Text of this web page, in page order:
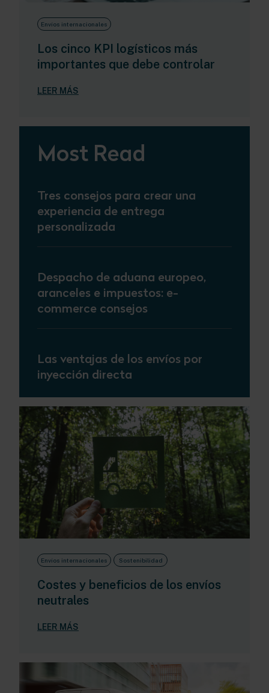
Envíos internacionales
Los cinco KPI logísticos más
importantes que debe controlar
LEER MÁS
Most Read
Tres consejos para crear una
experiencia de entrega
personalizada
Despacho de aduana europeo,
aranceles e impuestos: e-
commerce consejos
Las ventajas de los envíos por
inyección directa
Envíos internacionales Sostenibilidad
Costes y beneficios de los envíos
neutrales
LEER MÁS